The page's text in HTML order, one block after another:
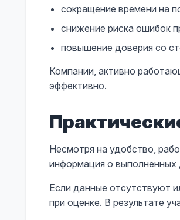
сокращение времени на
снижение риска ошибок
повышение доверия со
Компании, активно
эффективно.
Несмотря на удобство,
информация о выполненных
Если данные отсутствуют
при оценке. В результате